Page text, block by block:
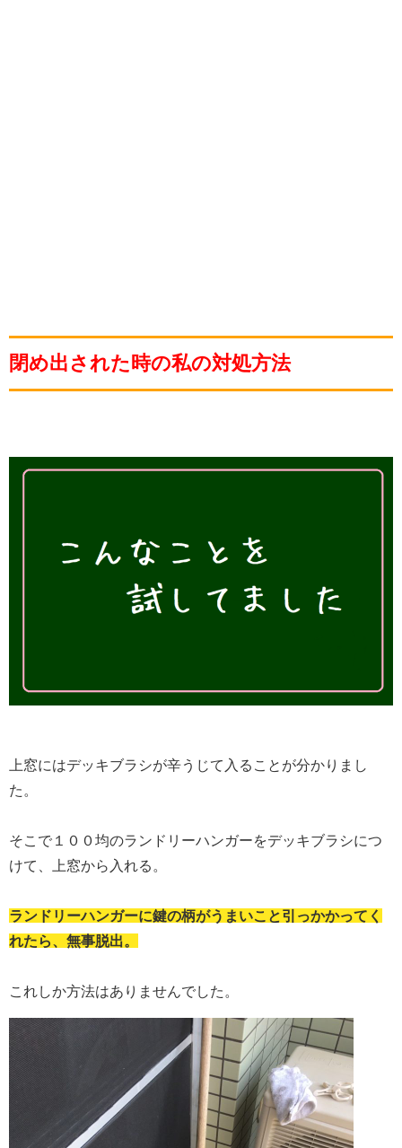
閉め出された時の私の対処方法
上窓にはデッキブラシが辛うじて入ることが分かりまし
た。
そこで１００均のランドリーハンガーをデッキブラシにつ
けて、上窓から入れる。
ランドリーハンガーに鍵の柄がうまいこと引っかかってく
れたら、無事脱出。
これしか方法はありませんでした。